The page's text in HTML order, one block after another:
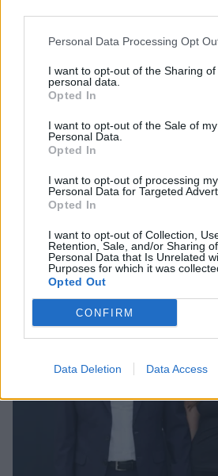
Personal Data Processing Opt
I want to opt-out of the Sharing of
personal data.
Opted In
I want to opt-out of the Sale of my
Personal Data.
Opted In
I want to opt-out of processing my
Personal Data for Targeted
Opted In
I want to opt-out of Collection,
Retention, Sale, and/or Sharing
Personal Data that Is Unrelated
Purposes for which it was
Opted Out
CONFIRM
Data Deletion Data Access
Πρώτη εικόνα του Mike μετά το
ατύχημα: Στο σπίτι με δεμένο χέρι
και μήνυμα αποκατάστασης
Έλλη Κοκκίνου: Η εντυπωσιακή
με ολόσωμο μαγιό σε πισίνα στην
SHOWBIZ
Κ. Παπακωστοπούλου:
«Μεγαλώνοντας οι
μου άλλαξαν, θέλω να κρατάω
Αναστασοπούλου-Πανόπουλος: Το
viral βίντεο από τις διακοπές τους
και η δυνατή φιλία ετών
Οι παικταράδες που δεν έγιναν
περιμέναμε